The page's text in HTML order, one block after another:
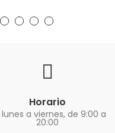
Horario
lunes a viernes, de 9:00 a
20:00